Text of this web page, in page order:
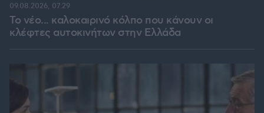
Το νέο... καλοκαιρινό κόλπο που κάνουν οι
κλέφτες αυτοκινήτων στην Ελλάδα
09.08.2026, 07:29